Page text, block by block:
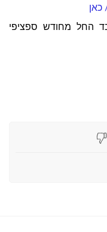
החל מחודש ספציפי